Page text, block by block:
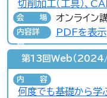
切削加工（工具）、
会場 オンライン
内容詳
細
PDFを表示
第13回Web（
内容
何度でも基礎から学